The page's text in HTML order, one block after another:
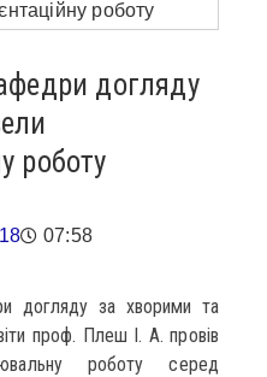
догляду
роботу
07:58
догляду за хворими та
проф. Плеш І. А. провів
роботу серед